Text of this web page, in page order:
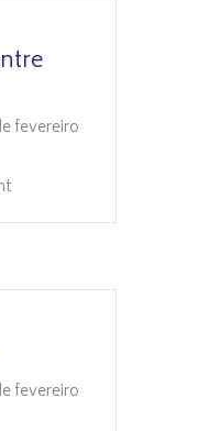
fevereiro
fevereiro